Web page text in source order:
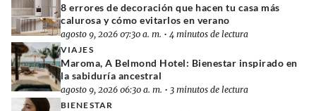
8 errores de decoración que hacen tu casa más
calurosa y cómo evitarlos en verano
agosto 9, 2026 07:30 a. m. • 4 minutos de lectura
VIAJES
Maroma, A Belmond Hotel: Bienestar inspirado en
la sabiduría ancestral
agosto 9, 2026 06:30 a. m. • 3 minutos de lectura
BIENESTAR